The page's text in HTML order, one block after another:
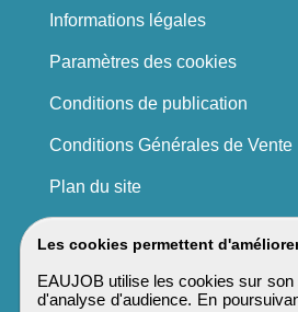
Les cookies permettent
EAUJOB utilise les cookies sur
d'analyse d'audience. En
Informations légales
Paramètres des cookies
Conditions de publication
Conditions Générales de Vente
Plan du site